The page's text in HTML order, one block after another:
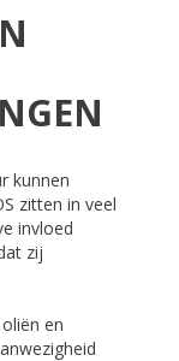
kunnen
zitten in veel
invloed
zij
en